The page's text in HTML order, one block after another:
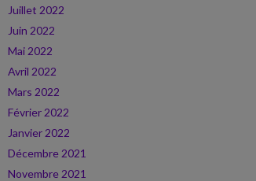
Juillet 2022
Juin 2022
Mai 2022
Avril 2022
Mars 2022
Février 2022
Janvier 2022
Décembre 2021
Novembre 2021